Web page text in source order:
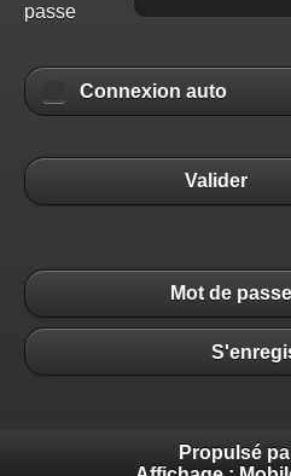
passe
Connexion auto
Valider
Mot de
Propulsé